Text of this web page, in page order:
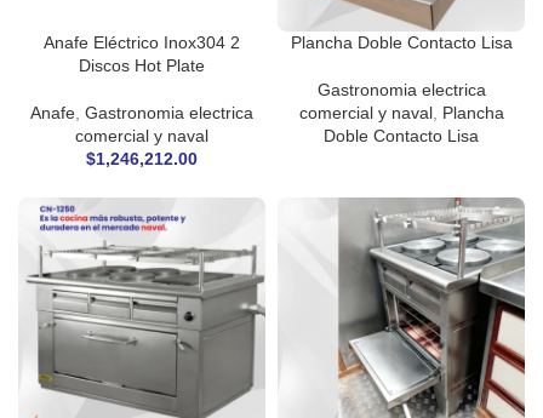
Anafe Eléctrico Inox304 2
Discos Hot Plate
Anafe Gastronomia electrica
comercial y naval
$1,246,212.00
Plancha Doble Contacto Lisa
Gastronomia electrica
comercial y naval, Plancha
Doble Contacto Lisa